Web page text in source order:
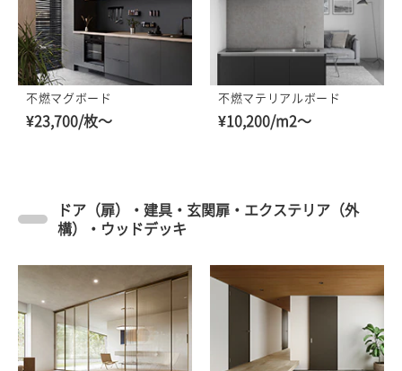
不燃マグボード
¥23,700/枚～
不燃マテリアルボード
¥10,200/m2～
ドア（扉）・建具・玄関扉・エクステリア（外
構）・ウッドデッキ